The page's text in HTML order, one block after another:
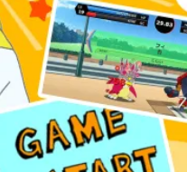
CAMPFIRE for Social
CAMPFIREふるさと納税